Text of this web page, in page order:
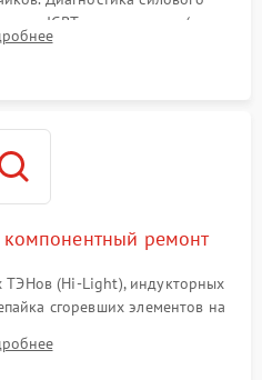
и IGBT-транзисторов (для
и газ-контроля (для газовых
ремонт
ТЭНов (Hi-Light), индукторных
сгоревших элементов на
и замена поврежденной